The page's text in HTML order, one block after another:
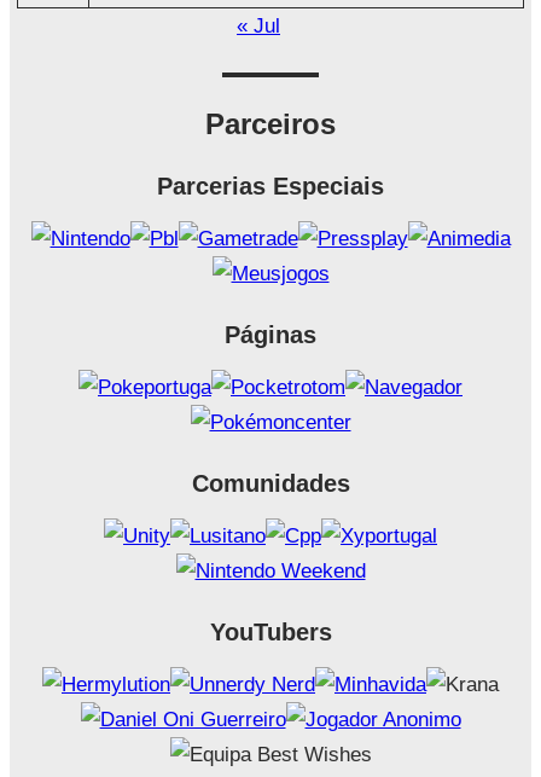
« Jul
Parceiros
Parcerias Especiais
Páginas
Comunidades
YouTubers